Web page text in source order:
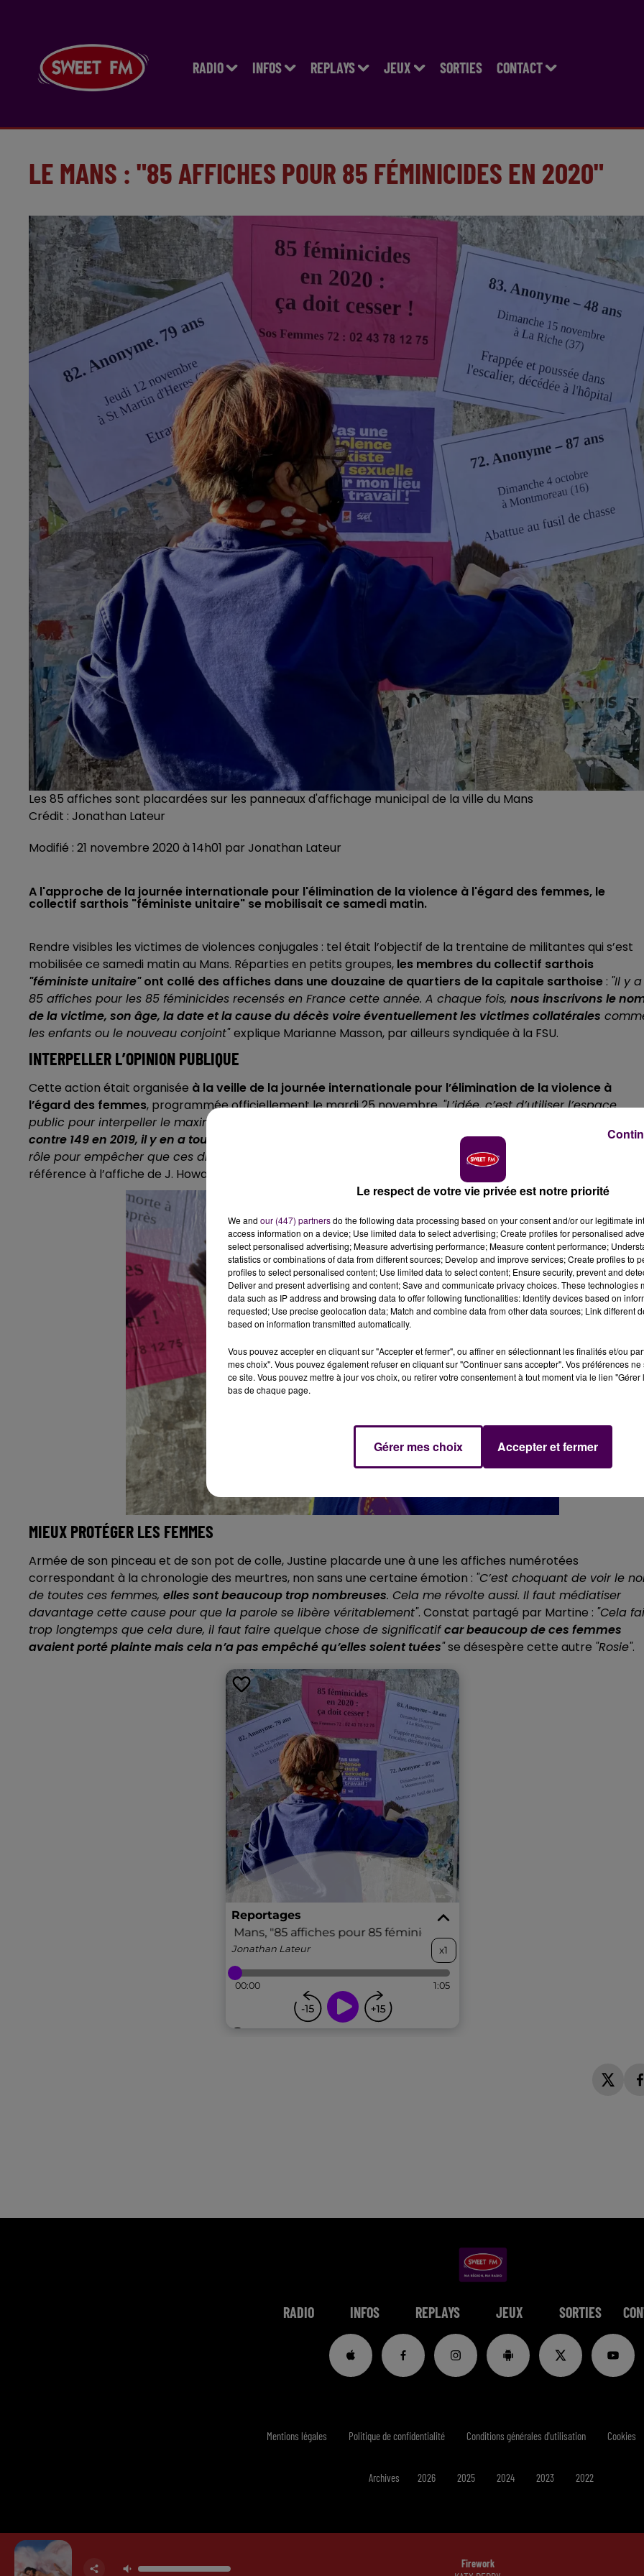
RADIO INFOS REPLAYS JEUX SORTIES CONTACT
LE MANS : "85 AFFICHES POUR 85 FÉMINICIDES EN 2020"
Les 85 affiches sont placardées sur les panneaux d'affichage municipal de la ville du Mans
Crédit : Jonathan Lateur
Modifié : 21 novembre 2020 à 14h01 par Jonathan Lateur
A l'approche de la journée internationale pour l'élimination de la violence à l'égard des femmes, le
collectif sarthois "féministe unitaire" se mobilisait ce samedi matin.
Rendre visibles les victimes de violences conjugales : tel était l’objectif de la trentaine de militantes qui s’est
mobilisée ce samedi matin au Mans. Réparties en petits groupes, les membres du collectif sarthois
"féministe unitaire"ont collé des affiches dans une douzaine de quartiers de la capitale sarthoise : "Il y a
85 affiches pour les 85 féminicides recensés en France cette année. A chaque fois, nous inscrivons le
de la victime, son âge, la date et la cause du décès voire éventuellement les victimes collatérales
les enfants ou le nouveau conjoint"explique Marianne Masson, par ailleurs syndiquée à la FSU.
INTERPELLER L’OPINION PUBLIQUE
Cette action était organisée à la veille de la journée internationale pour l’élimination de la violence à
l’égard des femmes, programmée officiellement le mardi 25 novembre."L’idée, c’est d’utiliser l’espace
public pour interpeller le maximum de personnes.
contre 149 en 2019, il y en a toujours trop
. Nous voulons que les pouvoirs publics et les policiers jouent leur
rôle pour empêcher que ces drames n’arrivent"
témoigne Laëtitia, qui se présente comme une
référence à l’affiche de J. Howard Miller, devenue le symbole du combat féministe.
MIEUX PROTÉGER LES FEMMES
Armée de son pinceau et de son pot de colle, Justine placarde une à une les affiches numérotées
correspondant à la chronologie des meurtres, non sans une certaine émotion : "C’est choquant de voir le
de toutes ces femmes, elles sont beaucoup trop nombreuses. Cela me révolte aussi. Il faut médiatiser
davantage cette cause pour que la parole se libère véritablement". Constat partagé par Martine : "Cela
trop longtemps que cela dure, il faut faire quelque chose de significatifcar beaucoup de ces femmes
avaient porté plainte mais cela n’a pas empêché qu’elles soient tuées"se désespère cette autre "Rosie".
RADIO INFOS REPLAYS JEUX SORTIES
Firework
Mentions légales Politique de confidentialité Conditions générales d'utilisation Cookies
Archives 2026 2025 2024 2023 2022
Le respect de votre vie privée est notre priorité
We and our (447) partnersdo the following data processing based on your consent and/or our legitimate
access information on a device; Use limited data to select advertising; Create profiles for personalised
select personalised advertising; Measure advertising performance; Measure content performance;
statistics or combinations of data from different sources; Develop and improve services; Create profiles to
profiles to select personalised content; Use limited data to select content; Ensure security, prevent and
Deliver and present advertising and content; Save and communicate privacy choices. These technologies
data such as IP address and browsing data to offer following functionalities: Identify devices based on
requested; Use precise geolocation data; Match and combine data from other data sources; Link different
based on information transmitted automatically.
Vous pouvez accepter en cliquant sur "Accepter et fermer", ou affiner en sélectionnant les finalités et/ou
mes choix". Vous pouvez également refuser en cliquant sur "Continuer sans accepter". Vos préférences
ce site. Vous pouvez mettre à jour vos choix, ou retirer votre consentement à tout moment via le lien
bas de chaque page.
Gérer mes choix Accepter et fermer